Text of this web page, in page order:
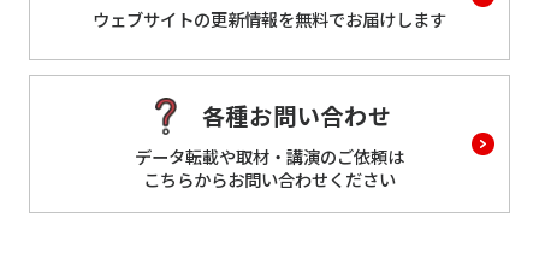
ウェブサイトの更新情報を無料でお届けします
各種お問い合わせ
データ転載や取材・講演のご依頼は
こちらからお問い合わせください